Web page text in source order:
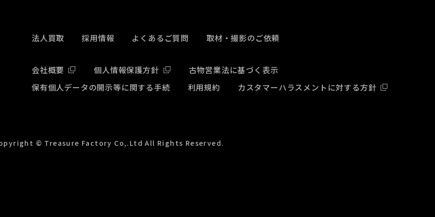
法人買取 採用情報 よくあるご質問 取材・撮影のご依頼
会社概要 個人情報保護方針
古物営業法に基づく表示
保有個人データの開示等に関する手続
利用規約 カスタマーハラスメントに対する方針
© Treasure Factory Co,.Ltd All Rights Reserved.